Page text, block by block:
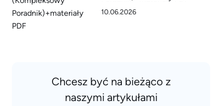
10.06.2026
Chcesz być na bieżąco z
naszymi artykułami